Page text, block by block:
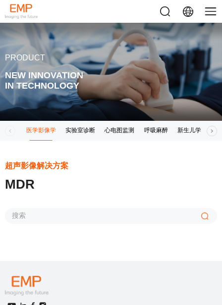
PRODUCT
NEW INNOVATION
IN TECHNOLOGY
医学影像学 实验室诊断 心电图监测 呼吸麻醉 新生儿学 其
超声影像解决方案
MDR